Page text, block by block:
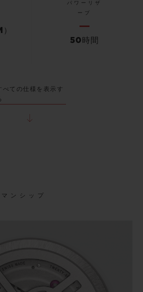
パワーリザ
ーブ
50時間
べての仕様を表示す
ンシップ